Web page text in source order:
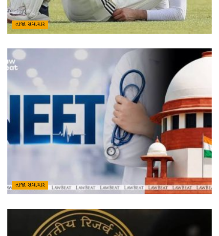
તાજા સમાચાર
તાજા સમાચાર